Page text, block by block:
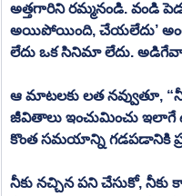
అత్తగారిని రమ్మనండి. వండి
అయిపోయింది, చేయలేదు’
లేదు ఒక సినిమా లేదు.
ఆ మాటలకు లత నవ్వుతూ,
జీవితాలు ఇంచుమించు
కొంత సమయాన్ని గడపడానికి
నీకు నచ్చిన పని చేసుకో, నీకు